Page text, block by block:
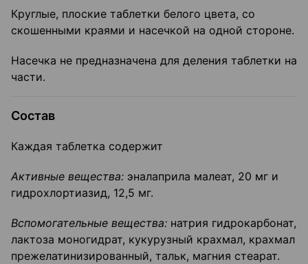
Круглые, плоские таблетки белого цвета, со
скошенными краями и насечкой на одной стороне.
Насечка не предназначена для деления таблетки на
части.
Состав
Каждая таблетка содержит
Активные вещества: эналаприла малеат, 20 мг и
гидрохлортиазид, 12,5 мг.
Вспомогательные вещества: натрия гидрокарбонат,
лактоза моногидрат, кукурузный крахмал, крахмал
прежелатинизированный, тальк, магния стеарат.